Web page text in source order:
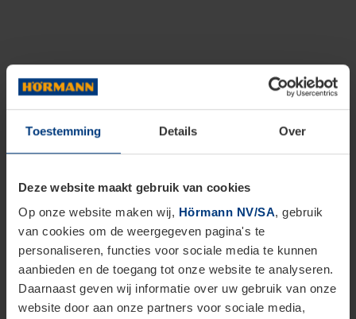
Toestemming Details Over
Deze website maakt gebruik van cookies
Op onze website maken wij, Hörmann NV/SA, gebruik
van cookies om de weergegeven pagina's te
personaliseren, functies voor sociale media te kunnen
aanbieden en de toegang tot onze website te analyseren.
Daarnaast geven wij informatie over uw gebruik van onze
website door aan onze partners voor sociale media,